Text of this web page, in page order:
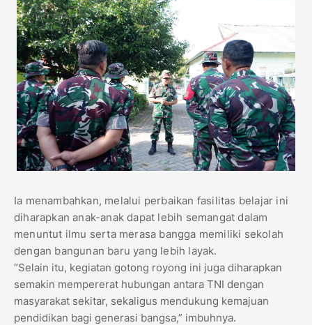
Ia menambahkan, melalui perbaikan fasilitas belajar ini
diharapkan anak-anak dapat lebih semangat dalam
menuntut ilmu serta merasa bangga memiliki sekolah
dengan bangunan baru yang lebih layak.
“Selain itu, kegiatan gotong royong ini juga diharapkan
semakin mempererat hubungan antara TNI dengan
masyarakat sekitar, sekaligus mendukung kemajuan
pendidikan bagi generasi bangsa,” imbuhnya.